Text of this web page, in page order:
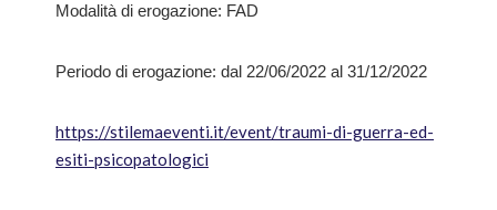
Modalità di erogazione: FAD
Periodo di erogazione: dal 22/06/2022 al 31/12/2022
https://stilemaeventi.it/event/traumi-di-guerra-ed-
esiti-psicopatologici